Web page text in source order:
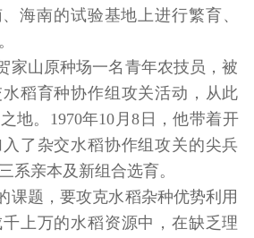
海南的试验基地上进行繁育、
家山原种场一名青年农技员，被
稻育种协作组攻关活动，从此
地。1970年10月8日，他带着开
了杂交水稻协作组攻关的尖兵
系亲本及新组合选育。
课题，要攻克水稻杂种优势利用
上万的水稻资源中，在缺乏理